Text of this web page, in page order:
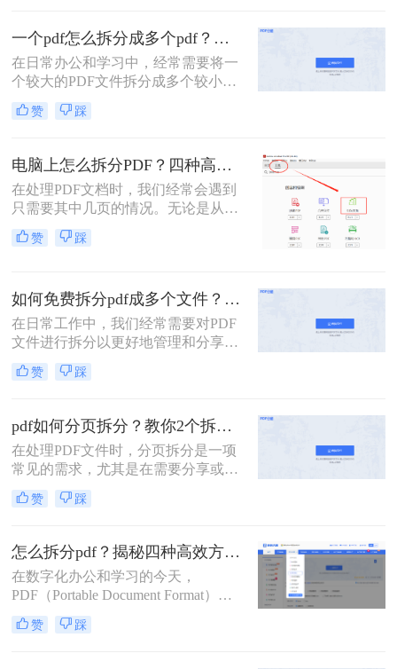
三种高效的PDF文件拆分方法，帮助
您轻松完成文件拆分任务。
一个pdf怎么拆分成多个pdf？教你3招轻松拆分！
在日常办公和学习中，经常需要将一
个较大的PDF文件拆分成多个较小的
PDF文件，以便于分享、管理或打
印。那么一个pdf怎么拆分成多个pdf
成多个PDF文件的实用方法。
赞 踩
电脑上怎么拆分PDF？四种高效方法详解！
在处理PDF文档时，我们经常会遇到
只需要其中几页的情况。无论是从一
份庞大的报告中提取关键章节，还是
将扫描合并的发票重新分开，“拆分
有页面，不如精准地提取所需部分，
这样既高效又专业。
赞 踩
如何免费拆分pdf成多个文件？这三种方法很好用！
在日常工作中，我们经常需要对PDF
文件进行拆分以更好地管理和分享文
档。对于那些希望免费完成这项任务
的用户来说，有多种选择可以实现这
文件呢？本文将介绍三种无需付费即
可使用的PDF拆分方法。
赞 踩
pdf如何分页拆分？教你2个拆分方法！
在处理PDF文件时，分页拆分是一项
常见的需求，尤其是在需要分享或打
印部分页面时。那么pdf如何分页拆分
呢？本文将介绍两种分页拆分PDF的
分任务。
赞 踩
怎么拆分pdf？揭秘四种高效方法，总有一款适合你！
在数字化办公和学习的今天，
PDF（Portable Document Format）因
其跨平台、格式固定的特性，已成为
我们日常工作中最常用的文件格式之
赞 踩